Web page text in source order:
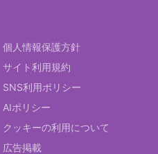
個人情報保護方針
サイト利用規約
SNS利用ポリシー
AIポリシー
クッキーの利用について
広告掲載